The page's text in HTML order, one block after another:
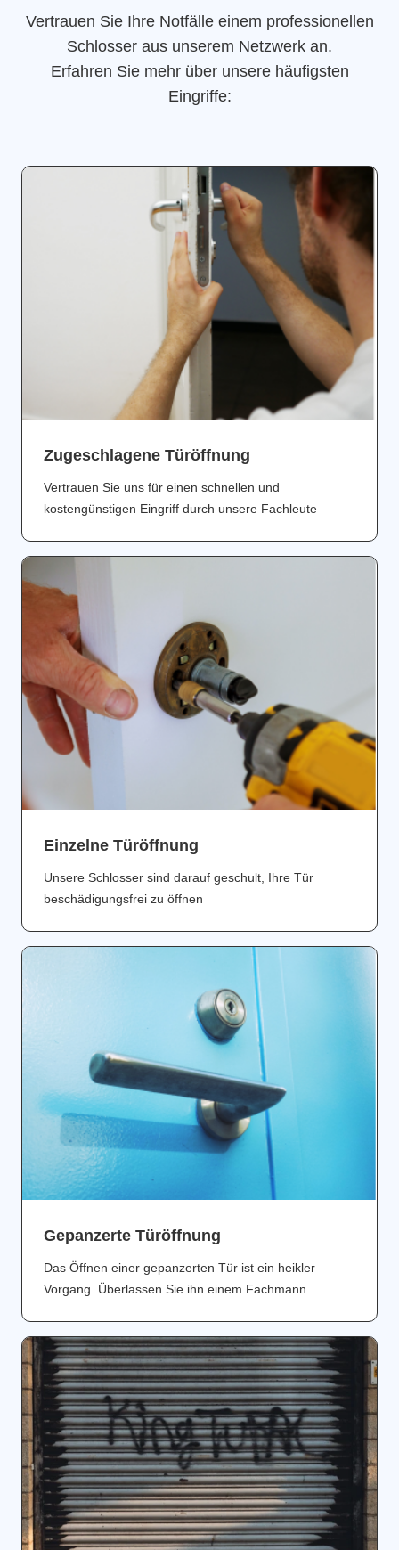
Vertrauen Sie Ihre Notfälle einem professionellen
Schlosser aus unserem Netzwerk an.
Erfahren Sie mehr über unsere häufigsten
Eingriffe:
Zugeschlagene Türöffnung
Vertrauen Sie uns für einen schnellen und
kostengünstigen Eingriff durch unsere Fachleute
Einzelne Türöffnung
Unsere Schlosser sind darauf geschult, Ihre Tür
beschädigungsfrei zu öffnen
Gepanzerte Türöffnung
Das Öffnen einer gepanzerten Tür ist ein heikler
Vorgang. Überlassen Sie ihn einem Fachmann